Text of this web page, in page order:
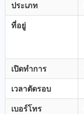
ประเภท
ที่อยู่
เปิดทำการ
เวลาตัดรอบ
เบอร์โทร